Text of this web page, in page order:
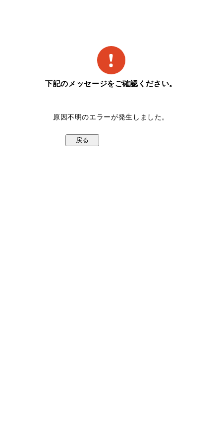
下記のメッセージをご確認ください。
原因不明のエラーが発生しました。